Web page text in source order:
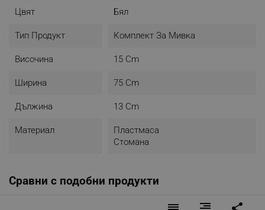
- 97% рециклируем след излизане от употреба
Височина: 15 см
Дължина: 13 см
Цвят Бял
Тип Продукт Комплект За Мивка
Височина 15 Cm
Ширина 75 Cm
Дължина 13 Cm
Материал
Пластмаса
Стомана
Сравни с подобни продукти